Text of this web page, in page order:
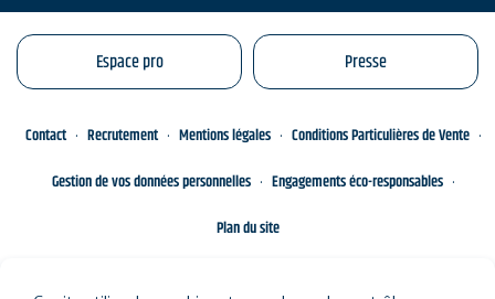
Espace pro Presse
Contact Recrutement Mentions légales
Conditions Particulières de Vente
Gestion de vos données personnelles
Engagements éco-responsables
Plan du site